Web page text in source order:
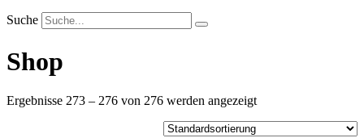
Suche
Shop
Ergebnisse 273 – 276 von 276 werden angezeigt